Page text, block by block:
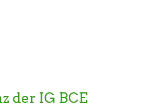
der IG BCE